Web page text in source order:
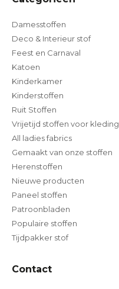
Damesstoffen
Deco & Interieur stof
Feest en Carnaval
Katoen
Kinderkamer
Kinderstoffen
Ruit Stoffen
Vrijetijd stoffen voor kleding
All ladies fabrics
Gemaakt van onze stoffen
Herenstoffen
Nieuwe producten
Paneel stoffen
Patroonbladen
Populaire stoffen
Tijdpakker stof
Contact